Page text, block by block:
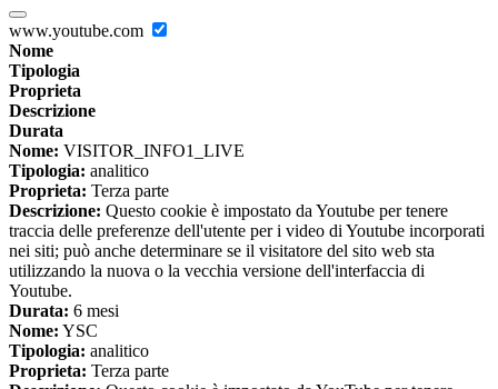
www.youtube.com
Nome
Tipologia
Proprieta
Descrizione
Durata
Nome: VISITOR_INFO1_LIVE
Tipologia: analitico
Proprieta: Terza parte
Descrizione: Questo cookie è impostato da Youtube per tenere
traccia delle preferenze dell'utente per i video di Youtube incorporati
nei siti; può anche determinare se il visitatore del sito web sta
utilizzando la nuova o la vecchia versione dell'interfaccia di
Youtube.
Durata: 6 mesi
Nome: YSC
Tipologia: analitico
Proprieta: Terza parte